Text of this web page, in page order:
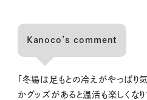
Kanoco’s comment
「冬場は足もとの冷えがやっぱり
かグッズがあると温活も楽しくなり